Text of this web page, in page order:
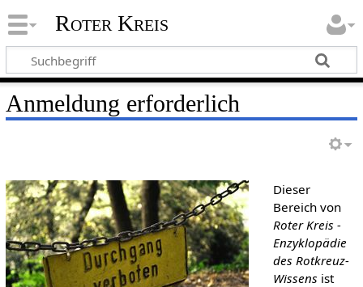
Roter Kreis
Anmeldung erforderlich
Dieser
Bereich von
Roter Kreis -
Enzyklopädie
des Rotkreuz-
Wissens ist